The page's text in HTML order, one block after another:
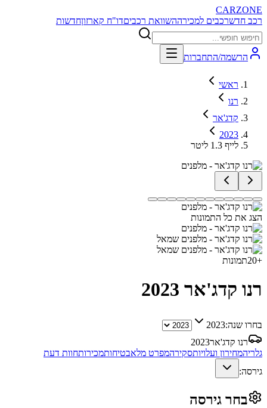
CARZONE
רכב חדשרכבים למכירההשוואת רכביםדו"ח קארזוןחדשות
הרשמה/התחברות
ראשי
רנו
קדג'אר
2023
לייף 1.3 ליטר
הצג את כל התמונות
+
20תמונות
רנו קדג'אר 2023
בחרו שנה:2023
רנו קדג'אר2023
גלריהמחירון ועלויותסקירהמפרט מלאבטיחותמכירותחוות דעת
גירסה:
בחר גירסה